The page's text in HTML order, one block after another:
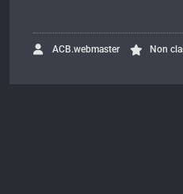
ACB.webmaster Non